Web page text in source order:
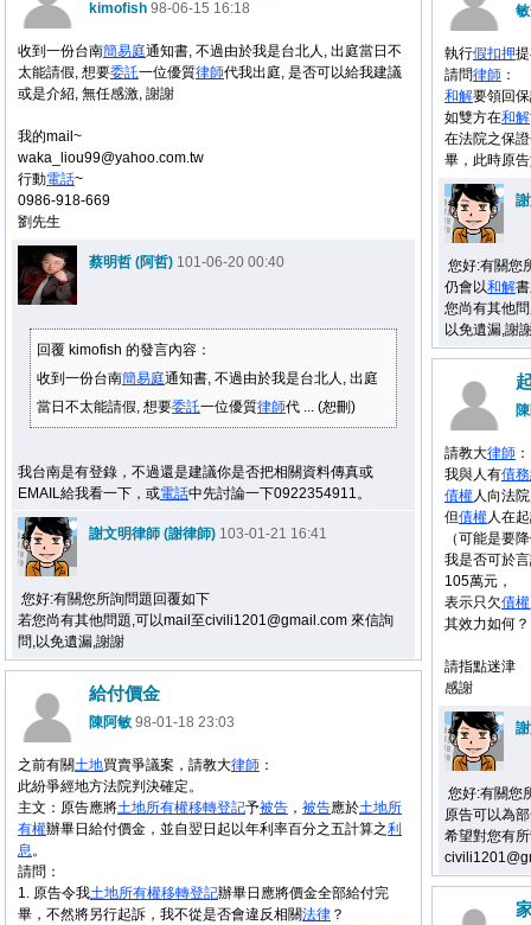
kimofish 98-06-15 16:18
收到一份台南簡易庭通知書, 不過由於我是台北人, 出庭當日不
太能請假, 想要委託一位優質律師代我出庭, 是否可以給我建議
或是介紹, 無任感激, 謝謝
我的mail~
waka_liou99@yahoo.com.tw
行動電話~
0986-918-669
劉先生
蔡明哲 (阿哲) 101-06-20 00:40
回覆 kimofish 的發言內容：
收到一份台南簡易庭通知書, 不過由於我是台北人, 出庭
當日不太能請假, 想要委託一位優質律師代 ... (恕刪)
我台南是有登錄，不過還是建議你是否把相關資料傳真或
EMAIL給我看一下，或電話中先討論一下0922354911。
謝文明律師 (謝律師) 103-01-21 16:41
您好:有關您所詢問題回覆如下
若您尚有其他問題,可以mail至civili1201@gmail.com 來信詢
問,以免遺漏,謝謝
執行假扣押
請問律師 ：
和解要領回
如雙方在和解
在法院之保
畢，此時原
您好:有關您
仍會以和解
您尚有其他
以免遺漏,謝
請教大律師 ：
我與人有債務
債權人向法
但債權人在
（可能是要
我是否可於
105萬元，
表示只欠債權
其效力如何？
請指點迷津
感謝
您好:有關您
原告可以為
希望對您有
給付價金
陳阿敏 98-01-18 23:03
之前有關土地買賣爭議案，請教大律師 ：
此紛爭經地方法院判決確定。
主文：原告應將土地所有權移轉登記予被告 ， 被告應於土地所
有權辦畢日給付價金，並自翌日起以年利率百分之五計算之利
息。
請問：
1. 原告令我土地所有權移轉登記辦畢日應將價金全部給付完
畢，不然將另行起訴，我不從是否會違反相關法律 ？